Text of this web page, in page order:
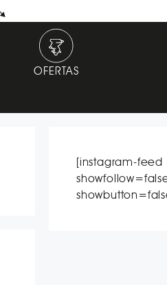
OFERTAS
[instagram-